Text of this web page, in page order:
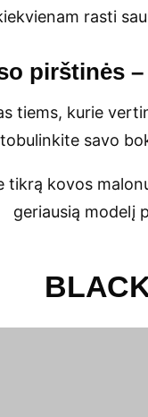
rasti
pirštinės
tiems, kurie
savo
tikrą kovos
geriausią modelį